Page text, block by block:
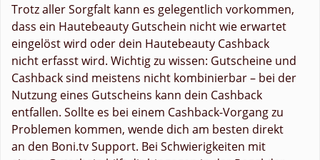
Trotz aller Sorgfalt kann es gelegentlich vorkommen,
dass ein Hautebeauty Gutschein nicht wie erwartet
eingelöst wird oder dein Hautebeauty Cashback
nicht erfasst wird. Wichtig zu wissen: Gutscheine und
Cashback sind meistens nicht kombinierbar – bei der
Nutzung eines Gutscheins kann dein Cashback
entfallen. Sollte es bei einem Cashback-Vorgang zu
Problemen kommen, wende dich am besten direkt
an den Boni.tv Support. Bei Schwierigkeiten mit